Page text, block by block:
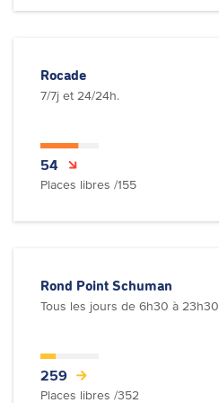
Rocade
7/7j et 24/24h.
54
Places libres /155
Rond Point Schuman
Tous les jours de 6h30 à 23h30
259
Places libres /352